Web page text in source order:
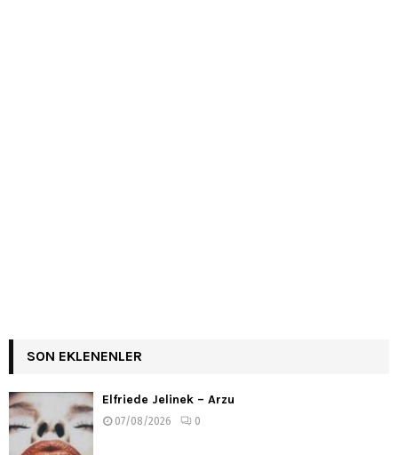
SON EKLENENLER
Elfriede Jelinek – Arzu
07/08/2026 0